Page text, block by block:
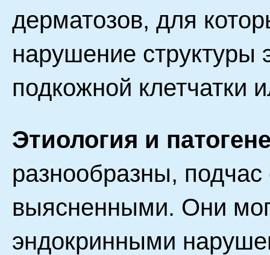
дерматозов, для
нарушение
подкожной клетчатки
Этиология и
разнообразны, подчас
выясненными. Они
эндокринными